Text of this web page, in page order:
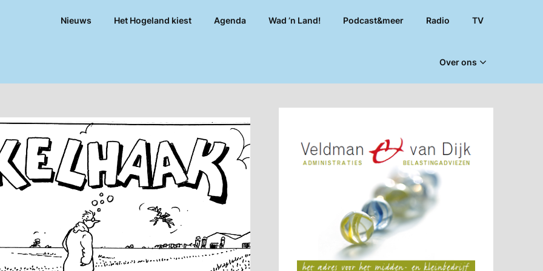
Nieuws Het Hogeland kiest Agenda Wad ’n Land! Podcast&meer Radio TV
Over ons